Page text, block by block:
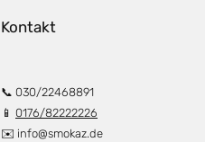
Kontakt
📞 030/22468891
📱 0176/82222226
✉️ info@smokaz.de